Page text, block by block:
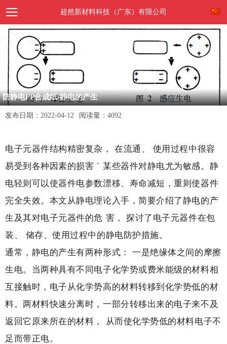
超然新材料科技（广东）有限公司
防静电PP合成纸-静电的产生
发布日期： 2022-04-12 阅读量： 4092
电子元器件结构精密复杂， 在流通、 使用过程中很容
易受到各种因素的损害｀某些器件对静电尤为敏感。静
电轻则可以使器件电参数漂移、寿命减短，重则使器件
完全失效。本文从静电理论入手，简要介绍了静电的产
生及其对电子元器件的危 害， 探讨了电子元器件在包
装、 储存、使用过程中的静电防护措施。
通常，静电的产生有两种形式： 一是绝缘体之间的摩擦
生电。当两种具有不同电子化学势或费米能级的材料相
互接触时，电子从化学势高的材料转移到化学势低的材
料。两材料快速分离时，一部分转移出来的电子来不及
返回它原来所在的材料， 从而使化学势低的材料电子不
足而带正电。